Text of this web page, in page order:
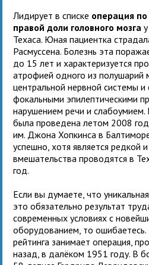
Лидирует в списке операция
правой доли головного мозга
Техаса. Юная пациентка
Расмуссена. Болезнь эта
до 15 лет и характеризуется
атрофией одного из полушарий
центральной нервной системы
фокальными эпилептическими
нарушением речи и слабоумием.
была проведена летом 2008
им. Джона Хопкинса в
успешно, хотя является редкой
вмешательства проводятся в
год.
Если вы думаете, что
это обязательно результат
современных условиях с
оборудованием, то
рейтинга занимает операция,
назад, в далёком 1951 году. В